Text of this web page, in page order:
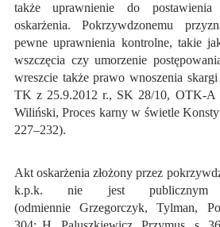
także uprawnienie do
oskarżenia. Pokrzywdzonemu
pewne uprawnienia kontrolne, takie
wszczęcia czy umorzenie
wreszcie także prawo wnoszenia
TK z 25.9.2012 r., SK 28/10, OTK-A
Wiliński, Proces karny w świetle
227–232).
Akt oskarżenia złożony przez
k.p.k. nie jest publicznym
(odmiennie Grzegorczyk, Tylman,